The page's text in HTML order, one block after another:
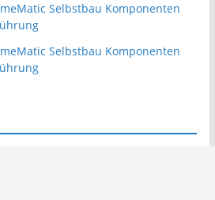
Selbstbau Komponenten
Selbstbau Komponenten